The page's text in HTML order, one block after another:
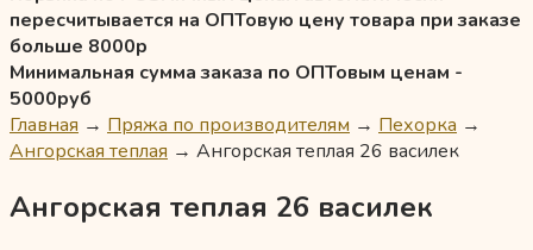
пересчитывается на ОПТовую цену товара при заказе
больше 8000р
Минимальная сумма заказа по ОПТовым ценам -
5000руб
Главная → Пряжа по производителям → Пехорка →
Ангорская теплая → Ангорская теплая 26 василек
Ангорская теплая 26 василек